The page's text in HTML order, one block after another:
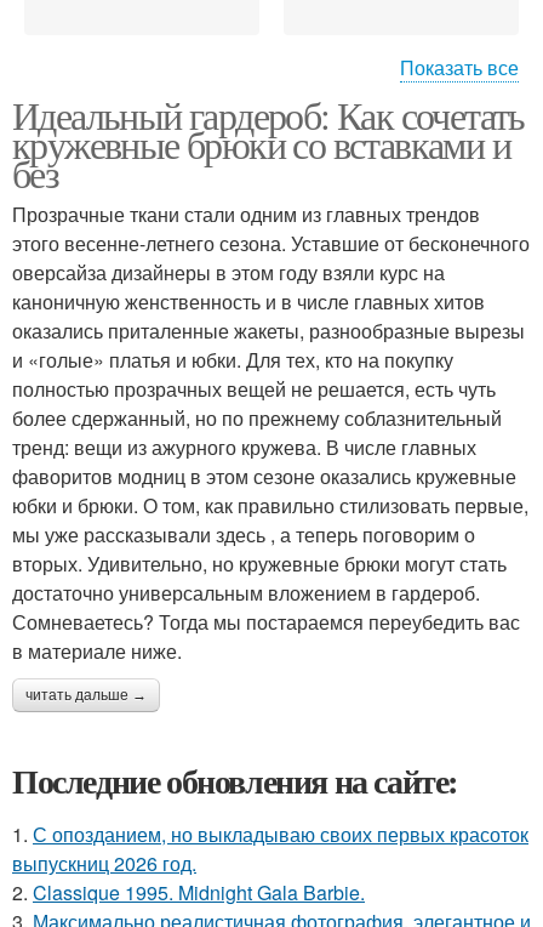
Брюк со вставками
Показать все
Идеальный гардероб: Как сочетать
кружевные брюки со вставками и
без
Прозрачные ткани стали одним из главных трендов
этого весенне-летнего сезона. Уставшие от бесконечного
оверсайза дизайнеры в этом году взяли курс на
каноничную женственность и в числе главных хитов
оказались приталенные жакеты, разнообразные вырезы
и «голые» платья и юбки. Для тех, кто на покупку
полностью прозрачных вещей не решается, есть чуть
более сдержанный, но по прежнему соблазнительный
тренд: вещи из ажурного кружева. В числе главных
фаворитов модниц в этом сезоне оказались кружевные
юбки и брюки. О том, как правильно стилизовать первые,
мы уже рассказывали здесь , а теперь поговорим о
вторых. Удивительно, но кружевные брюки могут стать
достаточно универсальным вложением в гардероб.
Сомневаетесь? Тогда мы постараемся переубедить вас
в материале ниже.
читать дальше →
Последние обновления на сайте:
1. С опозданием, но выкладываю своих первых красоток
выпускниц 2026 год.
2. Classique 1995. Midnight Gala Barbie.